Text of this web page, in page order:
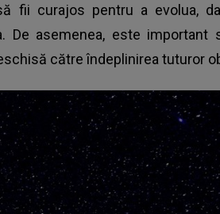
fii curajos pentru a evolua,
De asemenea, este important
către îndeplinirea tuturor